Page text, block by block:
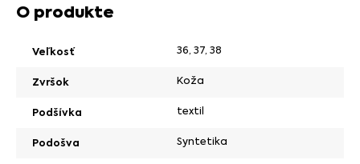
O produkte
Veľkosť 36, 37, 38
Zvršok Koža
Podšívka textil
Podošva Syntetika